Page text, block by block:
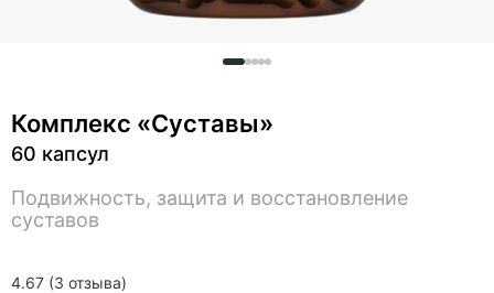
4.67 (3 отзыва)
Комплекс «Суставы»
60 капсул
Подвижность, защита и восстановление
суставов